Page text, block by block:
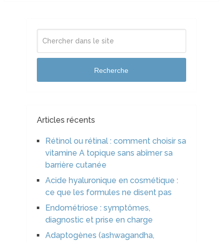
Recherche
Articles récents
Rétinol ou rétinal : comment choisir sa
vitamine A topique sans abîmer sa
barrière cutanée
Acide hyaluronique en cosmétique :
ce que les formules ne disent pas
Endométriose : symptômes,
diagnostic et prise en charge
Adaptogènes (ashwagandha,